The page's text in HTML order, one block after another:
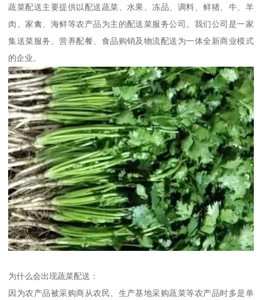
蔬菜配送主要提供以配送蔬菜、水果、冻品、调料、鲜猪、牛、羊
肉、家禽、海鲜等农产品为主的配送菜服务公司。我们公司是一家
集送菜服务、营养配餐、食品购销及物流配送为一体全新商业模式
的企业。
为什么会出现蔬菜配送：
因为农产品被采购商从农民、生产基地采购蔬菜等农产品时多是单